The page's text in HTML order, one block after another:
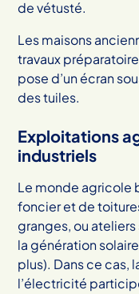
de vétusté.
Les maisons
travaux
pose d’un écran
des tuiles.
Exploitations
industriels
Le monde agricole
foncier et de
granges, ou
la génération
plus). Dans ce cas,
l’électricité